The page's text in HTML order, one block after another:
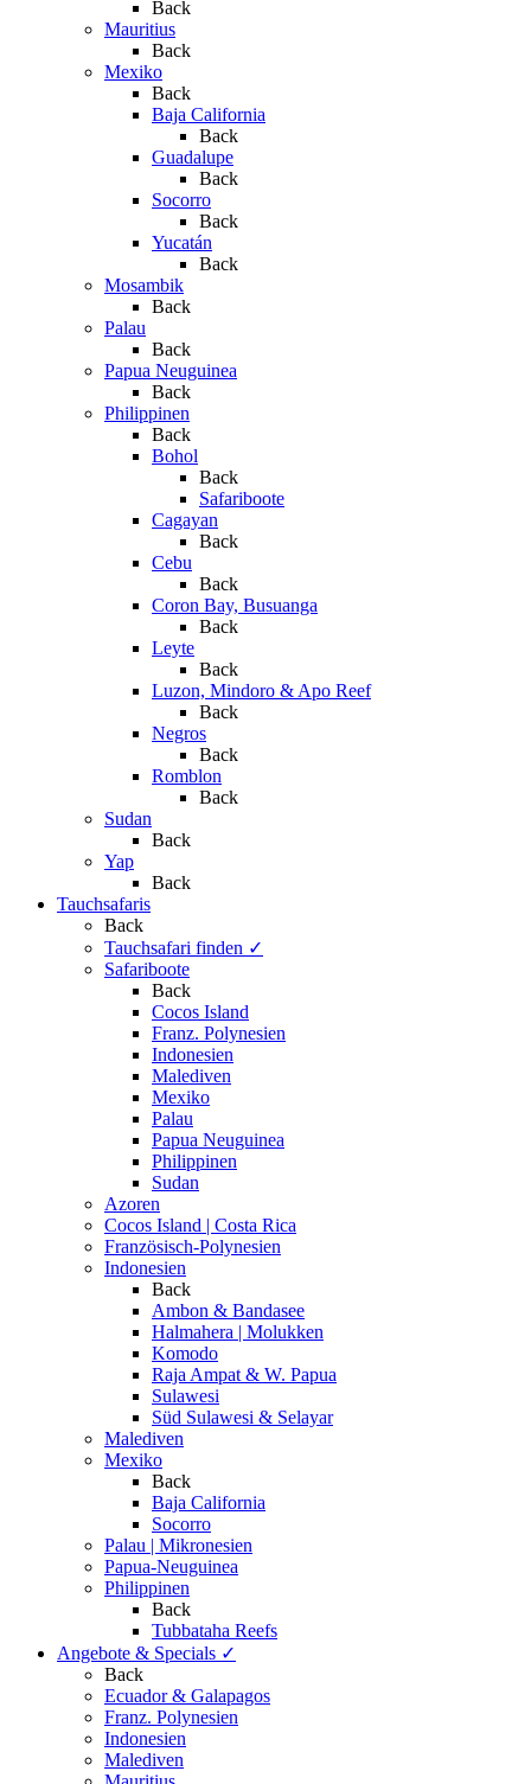
Back
Mauritius
Back
Mexiko
Back
Baja California
Back
Guadalupe
Back
Socorro
Back
Yucatán
Back
Mosambik
Back
Palau
Back
Papua Neuguinea
Back
Philippinen
Back
Bohol
Back
Safariboote
Cagayan
Back
Cebu
Back
Coron Bay, Busuanga
Back
Leyte
Back
Luzon, Mindoro & Apo Reef
Back
Negros
Back
Romblon
Back
Sudan
Back
Yap
Back
Tauchsafaris
Back
Tauchsafari finden ✓
Safariboote
Back
Cocos Island
Franz. Polynesien
Indonesien
Malediven
Mexiko
Palau
Papua Neuguinea
Philippinen
Sudan
Azoren
Cocos Island | Costa Rica
Französisch-Polynesien
Indonesien
Back
Ambon & Bandasee
Halmahera | Molukken
Komodo
Raja Ampat & W. Papua
Sulawesi
Süd Sulawesi & Selayar
Malediven
Mexiko
Back
Baja California
Socorro
Palau | Mikronesien
Papua-Neuguinea
Philippinen
Back
Tubbataha Reefs
Angebote & Specials ✓
Back
Ecuador & Galapagos
Franz. Polynesien
Indonesien
Malediven